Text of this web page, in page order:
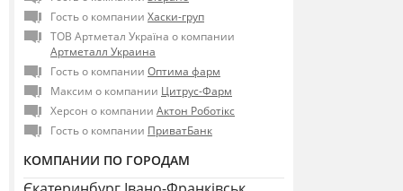
Гость о компании Хаски-груп
ТОВ Артметал Україна о компании
Артметалл Украина
Гость о компании Оптима фарм
Максим о компании Цитрус-Фарм
Херсон о компании Актон Роботікс
Гость о компании ПриватБанк
КОМПАНИИ ПО ГОРОДАМ